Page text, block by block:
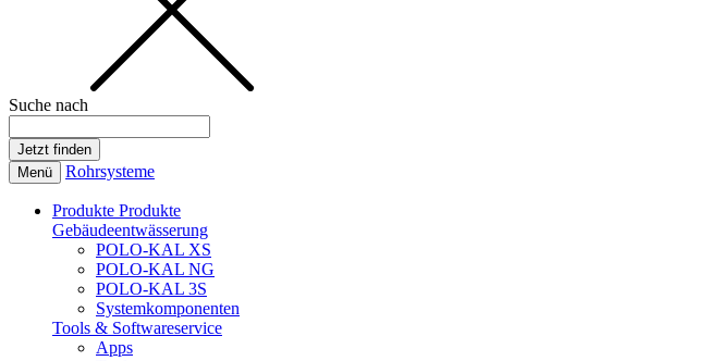
Suche nach
Menü Rohrsysteme
Produkte Produkte
Gebäudeentwässerung
POLO-KAL XS
POLO-KAL NG
POLO-KAL 3S
Systemkomponenten
Tools & Softwareservice
Apps